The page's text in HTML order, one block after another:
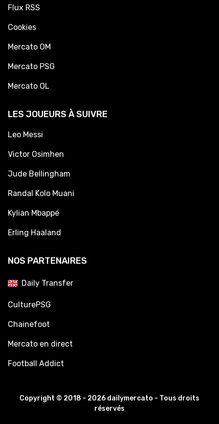
Flux RSS
Cookies
Mercato OM
Mercato PSG
Mercato OL
LES JOUEURS À SUIVRE
Leo Messi
Victor Osimhen
Jude Bellingham
Randal Kolo Muani
Kylian Mbappé
Erling Haaland
NOS PARTENAIRES
Daily Transfer
CulturePSG
Chainefoot
Mercato en direct
Football Addict
Copyright © 2018 - 2026 dailymercato - Tous droits
réservés